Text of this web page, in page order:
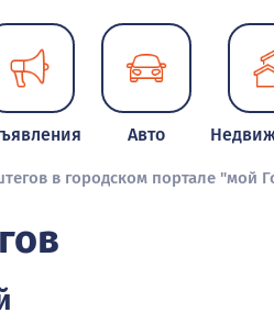
Авто
в городском портале "мой